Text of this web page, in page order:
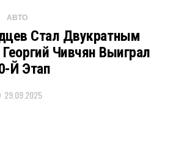
АВТО
Стал Двукратным
Чивчян Выиграл
Й Этап
29.09.2025